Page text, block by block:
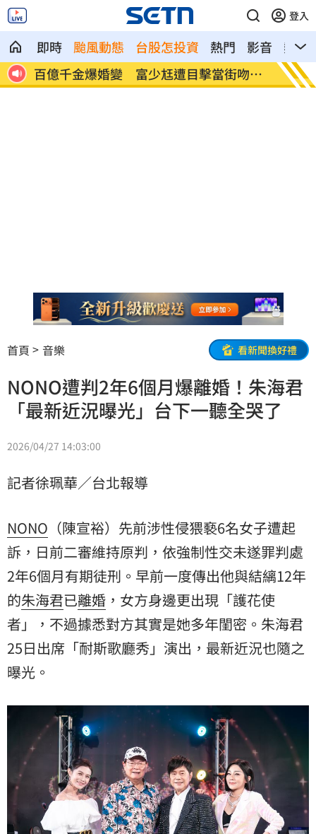
登入
即時 颱風動態 台股怎投資 熱門 影音
熱搜
兒 百億千金爆婚變 富少尪遭目擊當街吻小
三
幫忙
首頁 音樂 看新聞換好禮
NONO遭判2年6個月爆離婚！朱海君
「最新近況曝光」台下一聽全哭了
2026/04/27 14:03:00
記者徐珮華／台北報導
NONO （陳宣裕）先前涉性侵猥褻6名女子遭起
訴，日前二審維持原判，依強制性交未遂罪判處
2年6個月有期徒刑。早前一度傳出他與結縭12年
的朱海君已離婚 ，女方身邊更出現「護花使
者」，不過據悉對方其實是她多年閨密。朱海君
25日出席「耐斯歌廳秀」演出，最新近況也隨之
曝光。